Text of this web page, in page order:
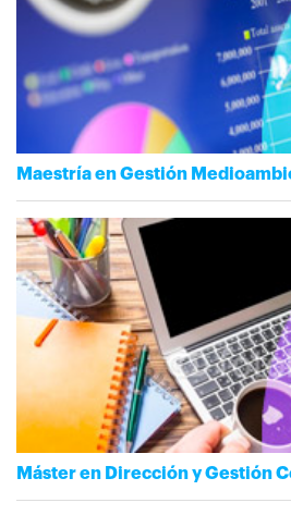
Maestría en Gestión
Máster en Dirección y Gestión